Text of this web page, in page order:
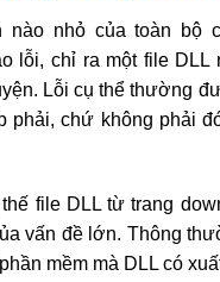
nào nhỏ của toàn bộ
lỗi, chỉ ra một file
Lỗi cụ thể thường
phải, chứ không phải
file DLL từ trang
vấn đề lớn. Thông
mềm mà DLL có